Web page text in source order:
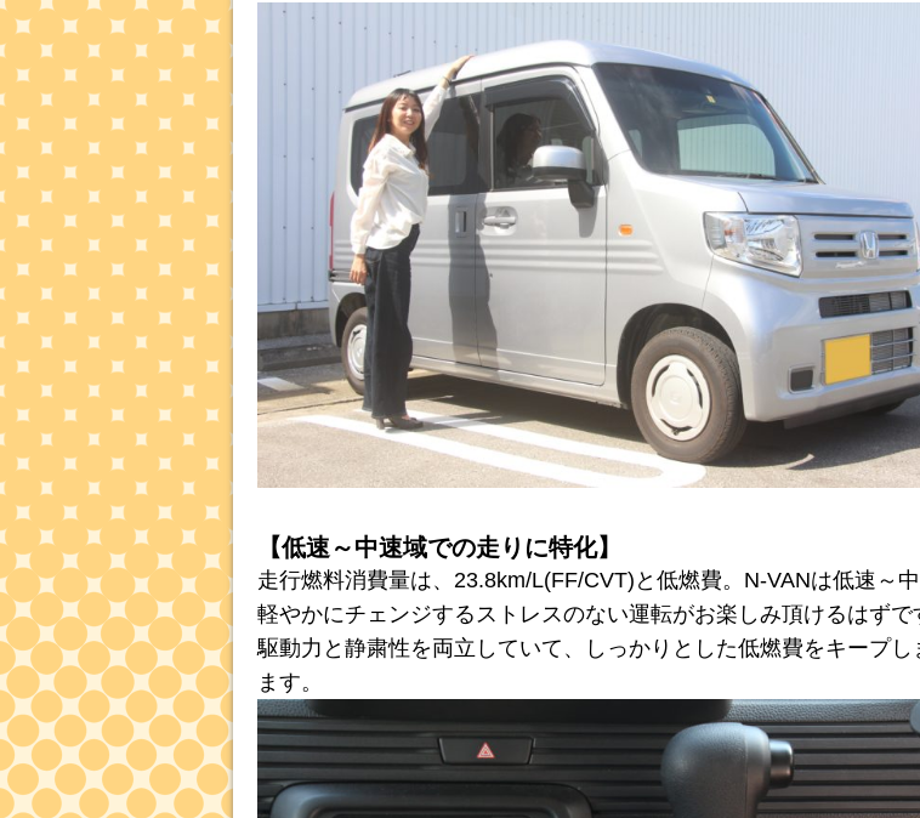
【低速～中速域での走りに特化】
走行燃料消費量は、23.8km/L(FF/CVT)と低燃費。N-VANは低速～
軽やかにチェンジするストレスのない運転がお楽しみ頂けるはずで
駆動力と静粛性を両立していて、しっかりとした低燃費をキープ
ます。